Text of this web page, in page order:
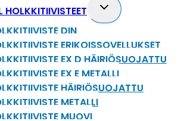
HOLKKITIIVISTEET
Toggle
child
DIN
ERIKOISSOVELLUKSET
EX D HÄIRIÖSUOJATTU
EX E METALLI
HÄIRIÖSUOJATTU
METALLI
MUOVI